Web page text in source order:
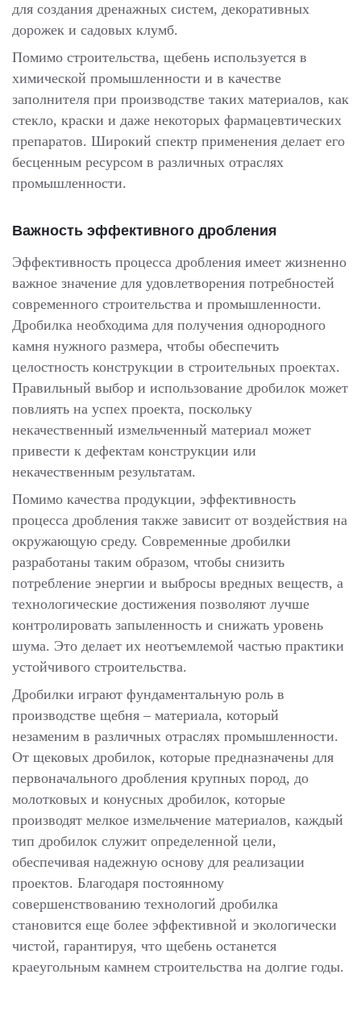
для создания дренажных систем, декоративных
дорожек и садовых клумб.
Помимо строительства, щебень используется в
химической промышленности и в качестве
заполнителя при производстве таких материалов, как
стекло, краски и даже некоторых фармацевтических
препаратов. Широкий спектр применения делает его
бесценным ресурсом в различных отраслях
промышленности.
Важность эффективного дробления
Эффективность процесса дробления имеет жизненно
важное значение для удовлетворения потребностей
современного строительства и промышленности.
Дробилка необходима для получения однородного
камня нужного размера, чтобы обеспечить
целостность конструкции в строительных проектах.
Правильный выбор и использование дробилок может
повлиять на успех проекта, поскольку
некачественный измельченный материал может
привести к дефектам конструкции или
некачественным результатам.
Помимо качества продукции, эффективность
процесса дробления также зависит от воздействия на
окружающую среду. Современные дробилки
разработаны таким образом, чтобы снизить
потребление энергии и выбросы вредных веществ, а
технологические достижения позволяют лучше
контролировать запыленность и снижать уровень
шума. Это делает их неотъемлемой частью практики
устойчивого строительства.
Дробилки играют фундаментальную роль в
производстве щебня – материала, который
незаменим в различных отраслях промышленности.
От щековых дробилок, которые предназначены для
первоначального дробления крупных пород, до
молотковых и конусных дробилок, которые
производят мелкое измельчение материалов, каждый
тип дробилок служит определенной цели,
обеспечивая надежную основу для реализации
проектов. Благодаря постоянному
совершенствованию технологий дробилка
становится еще более эффективной и экологически
чистой, гарантируя, что щебень останется
краеугольным камнем строительства на долгие годы.